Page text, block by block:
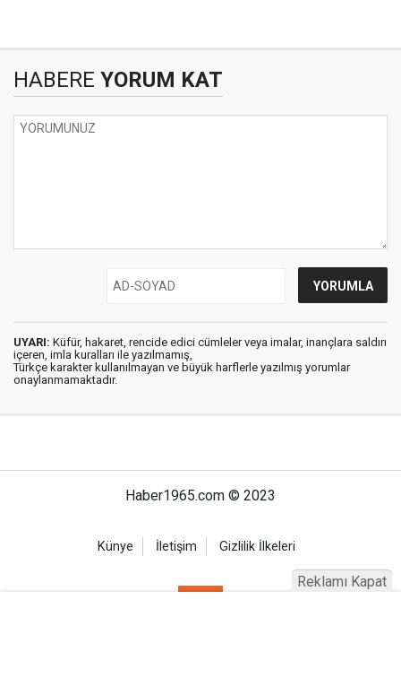
HABERE YORUM KAT
UYARI: Küfür, hakaret, rencide edici cümleler veya imalar, inançlara saldırı
içeren, imla kuralları ile yazılmamış,
Türkçe karakter kullanılmayan ve büyük harflerle yazılmış yorumlar
onaylanmamaktadır.
Haber1965.com © 2023
Künye İletişim Gizlilik İlkeleri
Reklamı Kapat